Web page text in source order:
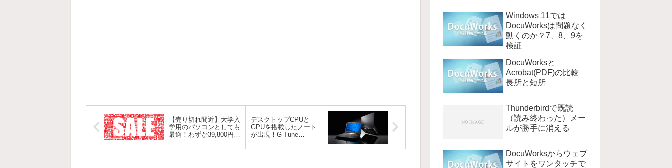
【売り切れ間近】大学入
学用のパソコンとしても
最適！わずか39,800円の
ン
デスクトップCPUと
GPUを搭載したノート
が出現！G-Tune
i71000
Windows 11では
DocuWorksは問題なく
動くのか？7、8、9を
検証
DocuWorksと
Acrobat(PDF)の比較
長所と短所
Thunderbirdで既読
（読み終わった）メー
ルが勝手に消える
DocuWorksからウェブ
サイトをワンタッチで